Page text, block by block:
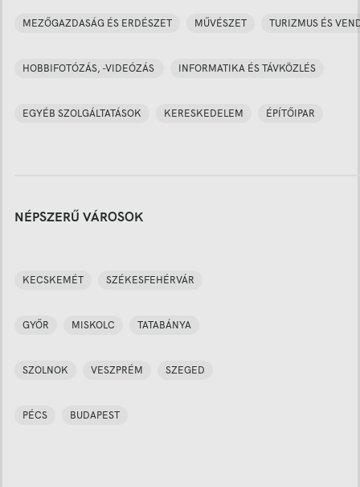
MEZŐGAZDASÁG ÉS ERDÉSZET MŰVÉSZET TURIZMUS ÉS
HOBBIFOTÓZÁS, -VIDEÓZÁS INFORMATIKA ÉS TÁVKÖZLÉS
EGYÉB SZOLGÁLTATÁSOK KERESKEDELEM ÉPÍTŐIPAR
NÉPSZERŰ VÁROSOK
KECSKEMÉT SZÉKESFEHÉRVÁR
GYŐR MISKOLC TATABÁNYA
SZOLNOK VESZPRÉM SZEGED
PÉCS BUDAPEST